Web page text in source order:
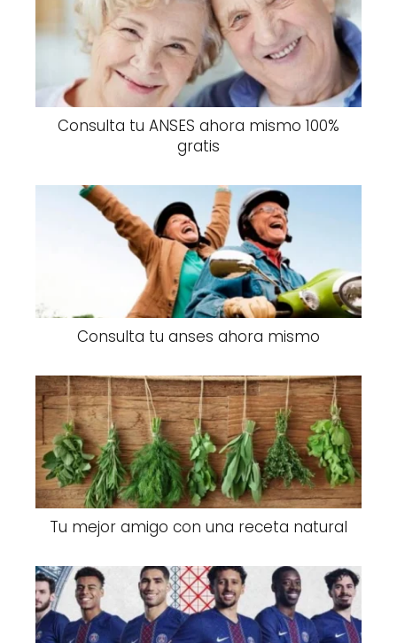
Consulta tu ANSES ahora mismo 100%
gratis
Consulta tu anses ahora mismo
Tu mejor amigo con una receta natural